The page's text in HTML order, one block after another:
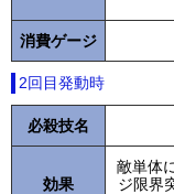
消費ゲージ
2回目発動時
必殺技名
効果
敵単体
ジ限界